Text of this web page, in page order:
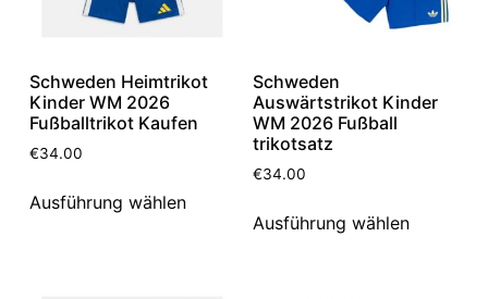
Schweden Heimtrikot
Kinder WM 2026
Fußballtrikot Kaufen
€34.00
Ausführung wählen
Schweden
Auswärtstrikot Kinder
WM 2026 Fußball
trikotsatz
€34.00
Ausführung wählen